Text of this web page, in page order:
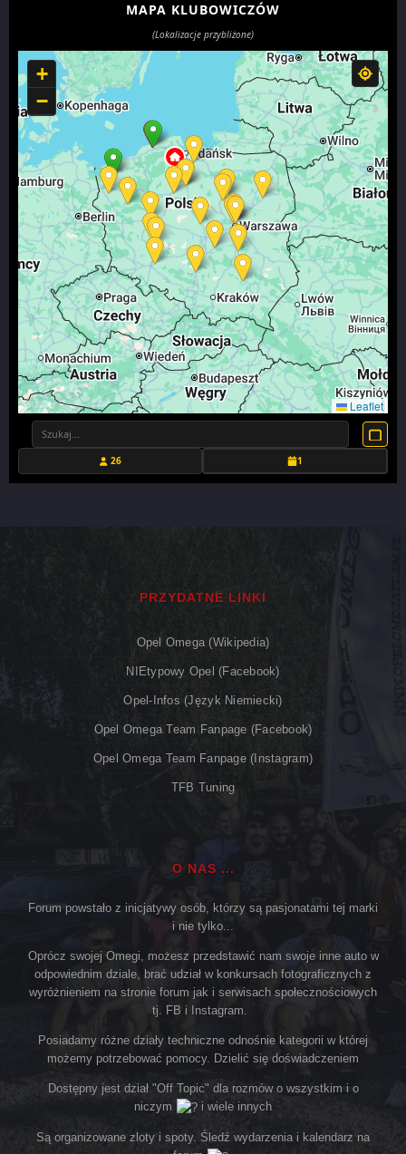
MAPA KLUBOWICZÓW
(Lokalizacje przybliżone)
+
−
Leaflet
26 1
PRZYDATNE LINKI
Opel Omega (Wikipedia)
NIEtypowy Opel (Facebook)
Opel-Infos (język Niemiecki)
Opel Omega Team Fanpage (Facebook)
Opel Omega Team Fanpage (Instagram)
TFB Tuning
O NAS ...
Forum powstało z inicjatywy osób, którzy są pasjonatami tej marki
i nie tylko...
Oprócz swojej Omegi, możesz przedstawić nam swoje inne auto w
odpowiednim dziale, brać udział w konkursach fotograficznych z
wyróżnieniem na stronie forum jak i serwisach społecznościowych
tj. FB i Instagram.
Posiadamy różne działy techniczne odnośnie kategorii w której
możemy potrzebować pomocy. Dzielić się doświadczeniem
Dostępny jest dział "Off Topic" dla rozmów o wszystkim i o
niczym
i wiele innych
Są organizowane zloty i spoty. Śledź wydarzenia i kalendarz na